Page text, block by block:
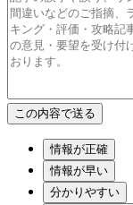
情報が正確
情報が早い
分かりやすい